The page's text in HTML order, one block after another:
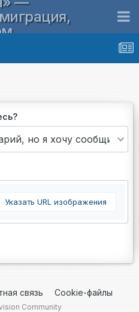
Указать URL изображения
связь Cookie-файлы
Community